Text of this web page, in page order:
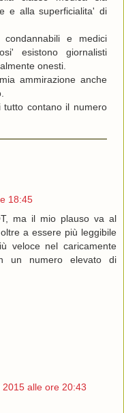
e alla superficialita' di
e medici
esistono giornalisti
onesti.
ammirazione anche
tutto contano il numero
18:45
ma il mio plauso va al
a essere più leggibile
veloce nel caricamente
un numero elevato di
2015 alle ore 20:43